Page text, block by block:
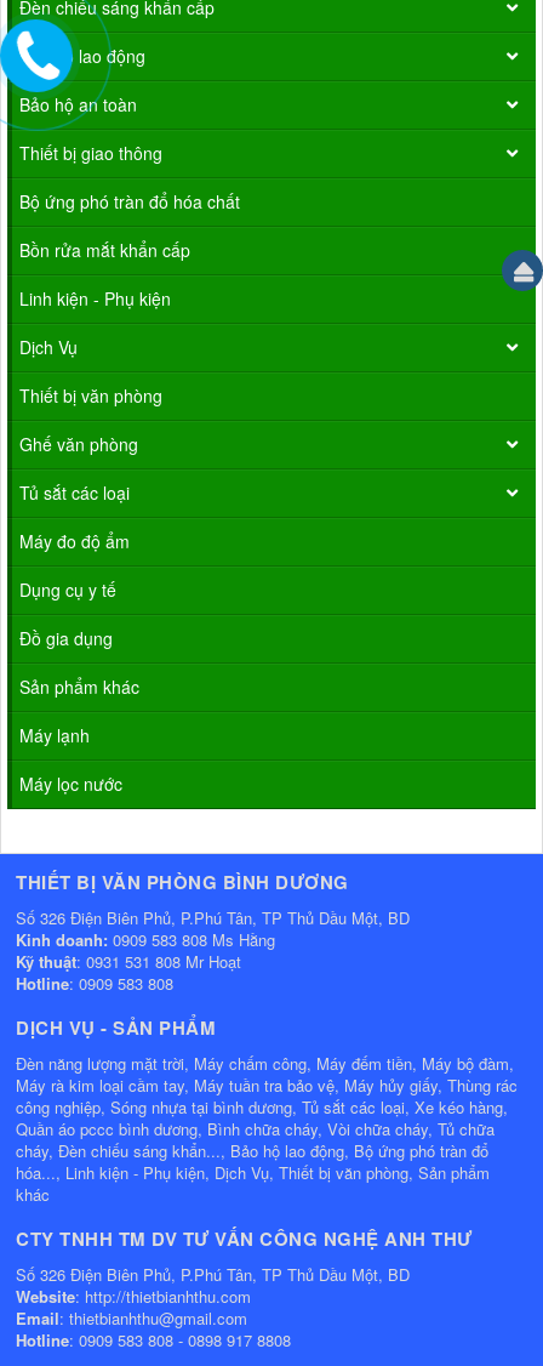
Đèn chiếu sáng khẩn cấp
Bảo hộ lao động
Bảo hộ an toàn
Thiết bị giao thông
Bộ ứng phó tràn đổ hóa chất
Bồn rửa mắt khẩn cấp
Linh kiện - Phụ kiện
Dịch Vụ
Thiết bị văn phòng
Ghế văn phòng
Tủ sắt các loại
Máy đo độ ẩm
Dụng cụ y tế
Đồ gia dụng
Sản phẩm khác
Máy lạnh
Máy lọc nước
THIẾT BỊ VĂN PHÒNG BÌNH DƯƠNG
Số 326 Điện Biên Phủ, P.Phú Tân, TP Thủ Dầu Một, BD
Kinh doanh: 0909 583 808 Ms Hằng
Kỹ thuật: 0931 531 808 Mr Hoạt
Hotline: 0909 583 808
DỊCH VỤ - SẢN PHẨM
Đèn năng lượng mặt trời, Máy chấm công, Máy đếm tiền, Máy bộ đàm,
Máy rà kim loại cầm tay, Máy tuần tra bảo vệ, Máy hủy giấy, Thùng rác
công nghiệp, Sóng nhựa tại bình dương, Tủ sắt các loại, Xe kéo hàng,
Quần áo pccc bình dương, Bình chữa cháy, Vòi chữa cháy, Tủ chữa
cháy, Đèn chiếu sáng khẩn..., Bảo hộ lao động, Bộ ứng phó tràn đổ
hóa..., Linh kiện - Phụ kiện, Dịch Vụ, Thiết bị văn phòng, Sản phẩm
khác
CTY TNHH TM DV TƯ VẤN CÔNG NGHỆ ANH THƯ
Số 326 Điện Biên Phủ, P.Phú Tân, TP Thủ Dầu Một, BD
Website: http://thietbianhthu.com
Email: thietbianhthu@gmail.com
Hotline: 0909 583 808 - 0898 917 8808